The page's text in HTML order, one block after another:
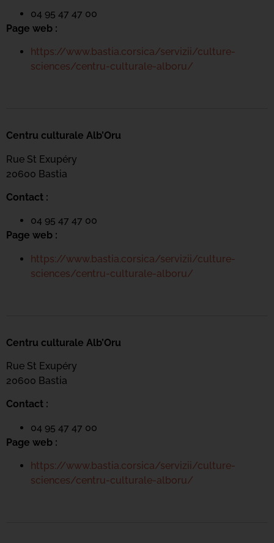
04 95 47 47 00
Page web :
https://www.bastia.corsica/servizii/culture-
sciences/centru-culturale-alboru/
Centru culturale Alb’Oru
Rue St Exupéry
20600 Bastia
Contact :
04 95 47 47 00
Page web :
https://www.bastia.corsica/servizii/culture-
sciences/centru-culturale-alboru/
Centru culturale Alb’Oru
Rue St Exupéry
20600 Bastia
Contact :
04 95 47 47 00
Page web :
https://www.bastia.corsica/servizii/culture-
sciences/centru-culturale-alboru/